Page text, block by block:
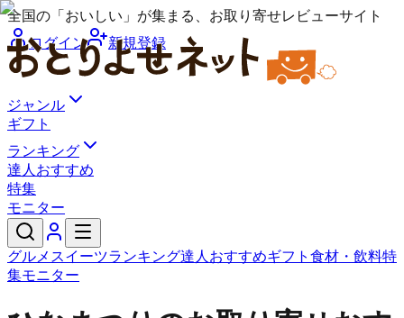
全国の「おいしい」が集まる、お取り寄せレビューサイト
ログイン
新規登録
ジャンル
ギフト
ランキング
達人おすすめ
特集
モニター
グルメ スイーツランキング達人おすすめギフト 食材・飲料特
集モニター